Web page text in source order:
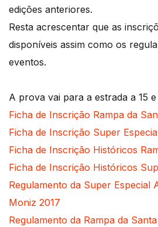
edições anteriores.
Resta acrescentar que as
disponíveis assim como os
eventos.
A prova vai para a estrada a 15
Ficha de Inscrição Rampa da
Ficha de Inscrição Super
Ficha de Inscrição Históricos
Ficha de Inscrição Históricos
Regulamento da Super Especial
Moniz 2017
Regulamento da Rampa da